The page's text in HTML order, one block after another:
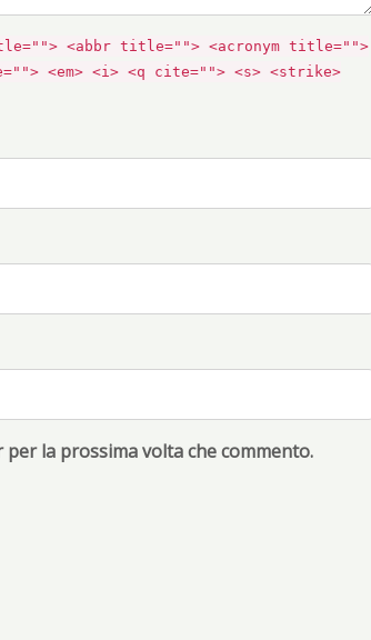
<abbr title=""> <acronym title="">
<em> <i> <q cite=""> <s> <strike>
la prossima volta che commento.